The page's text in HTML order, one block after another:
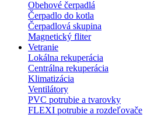
Obehové čerpadlá
Čerpadlo do kotla
Čerpadlová skupina
Magnetický fliter
Vetranie
Lokálna rekuperácia
Centrálna rekuperácia
Klimatizácia
Ventilátory
PVC potrubie a tvarovky
FLEXI potrubie a rozdeľovače